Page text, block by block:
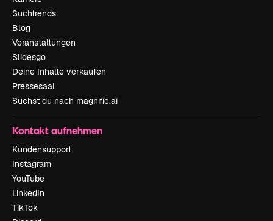
Suchtrends
Blog
Veranstaltungen
Slidesgo
Deine Inhalte verkaufen
Pressesaal
Suchst du nach magnific.ai
Kontakt aufnehmen
Kundensupport
Instagram
YouTube
LinkedIn
TikTok